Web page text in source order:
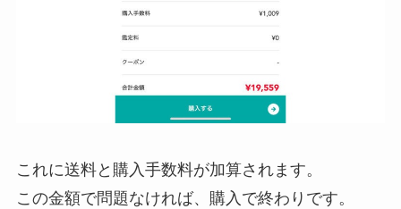
これに送料と購入手数料が加算されます。
この金額で問題なければ、購入で終わりです。